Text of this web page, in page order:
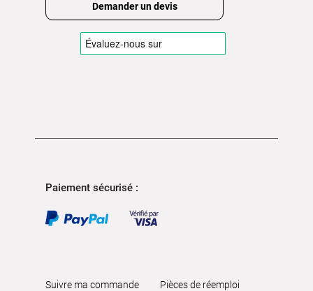
Demander un devis
Paiement sécurisé :
Suivre ma commande
Pièces de réemploi